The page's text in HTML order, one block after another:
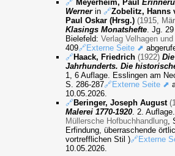
🔗 Meyerheim, Paul
Wernerin🔗Zobelitz, Hanns
Paul Oskar (Hrsg.) (1915,
Klasings Monatshefte. Jg.
Bielefeld:Verlag Velhagen
409🔗Externe Seite ⬈
🔗Haack, Friedrich (1922)
Jahrhunderts. Die
1, 6 Auflage. Esslingen am
S. 286-287🔗Externe Seite ⬈
10.05.2026.
🔗Beringer, Joseph August
Malerei 1770-1920. 2.
Müllersche Hofbuchhandlung,
Erfindung, überraschende
vortrefflichen Stil )🔗Externe
10.05.2026.